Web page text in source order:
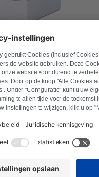
de modèle pour